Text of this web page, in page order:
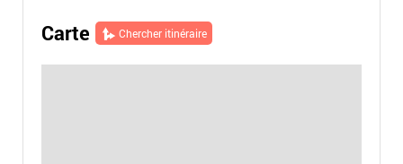
Carte Chercher itinéraire